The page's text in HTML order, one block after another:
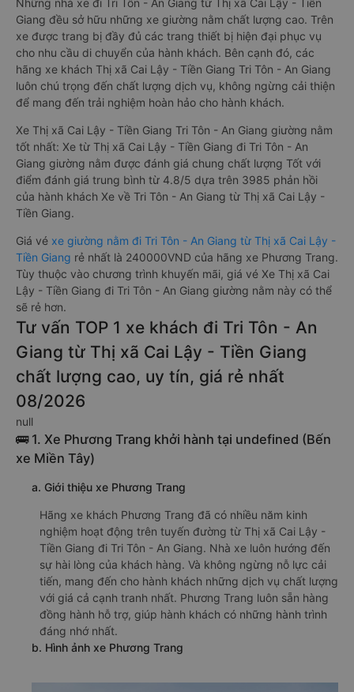
Những nhà xe đi Tri Tôn - An Giang từ Thị xã Cai Lậy - Tiền
Giang đều sở hữu những xe giường nằm chất lượng cao. Trên
xe được trang bị đầy đủ các trang thiết bị hiện đại phục vụ
cho nhu cầu di chuyển của hành khách. Bên cạnh đó, các
hãng xe khách Thị xã Cai Lậy - Tiền Giang Tri Tôn - An Giang
luôn chú trọng đến chất lượng dịch vụ, không ngừng cải thiện
để mang đến trải nghiệm hoàn hảo cho hành khách.
Xe Thị xã Cai Lậy - Tiền Giang Tri Tôn - An Giang giường nằm
tốt nhất: Xe từ Thị xã Cai Lậy - Tiền Giang đi Tri Tôn - An
Giang giường nằm được đánh giá chung chất lượng Tốt với
điểm đánh giá trung bình từ 4.8/5 dựa trên 3985 phản hồi
của hành khách Xe về Tri Tôn - An Giang từ Thị xã Cai Lậy -
Tiền Giang.
Giá vé xe giường nằm đi Tri Tôn - An Giang từ Thị xã Cai Lậy -
Tiền Giang rẻ nhất là 240000VND của hãng xe Phương Trang.
Tùy thuộc vào chương trình khuyến mãi, giá vé Xe Thị xã Cai
Lậy - Tiền Giang đi Tri Tôn - An Giang giường nằm này có thể
sẽ rẻ hơn.
Tư vấn TOP 1 xe khách đi Tri Tôn - An
Giang từ Thị xã Cai Lậy - Tiền Giang
chất lượng cao, uy tín, giá rẻ nhất
08/2026
null
🚌 1. Xe Phương Trang khởi hành tại undefined (Bến
xe Miền Tây)
a. Giới thiệu xe Phương Trang
Hãng xe khách Phương Trang đã có nhiều năm kinh
nghiệm hoạt động trên tuyến đường từ Thị xã Cai Lậy -
Tiền Giang đi Tri Tôn - An Giang. Nhà xe luôn hướng đến
sự hài lòng của khách hàng. Và không ngừng nỗ lực cải
tiến, mang đến cho hành khách những dịch vụ chất lượng
với giá cả cạnh tranh nhất. Phương Trang luôn sẵn hàng
đồng hành hỗ trợ, giúp hành khách có những hành trình
đáng nhớ nhất.
b. Hình ảnh xe Phương Trang